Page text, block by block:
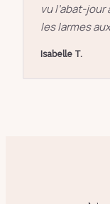
vu l’abat-jour
les larmes
Isabelle T.